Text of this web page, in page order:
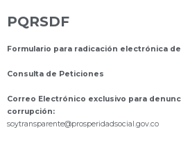
PQRSDF
Formulario para radicación electrónica
Consulta de Peticiones
Correo Electrónico exclusivo para
corrupción:
soytransparente@prosperidadsocial.gov.co